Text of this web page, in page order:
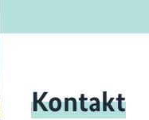
Kontakt